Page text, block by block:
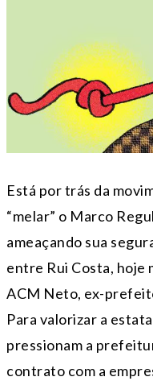
Está por trás da
“melar” o Marco
ameaçando sua
entre Rui Costa, hoje
ACM Neto, ex-
Para valorizar a
pressionam a
contrato com a